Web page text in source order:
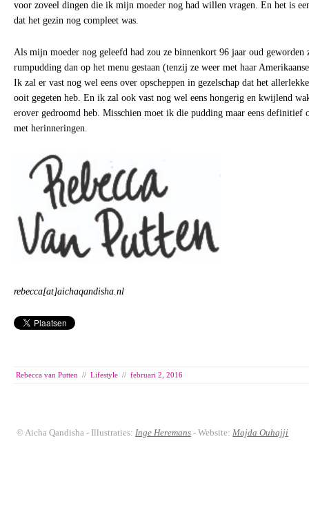
voor zoveel dingen die ik mijn moeder nog had willen vragen. En het is
dat het gezin nog compleet was.
Als mijn moeder nog geleefd had zou ze binnenkort 96 jaar oud geworden
rumpudding dan op het menu gestaan (tenzij ze weer met haar
Ik zal er vast nog wel eens over opscheppen in gezelschap dat het
ooit gegeten heb. En ik zal ook vast nog wel eens hongerig en kwijlend
erover gedroomd heb. Misschien moet ik die pudding maar eens definitief
met herinneringen.
rebecca[at]aichaqandisha.nl
Rebecca van Putten // Lifestyle // februari 2, 2016
© Aicha Qandisha - Illustraties:Inge Heremans - Website:Majda Ouhajji